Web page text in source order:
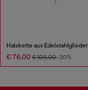
Halskette aus Edelstahlglieder
€ 76,00 € 109,00-30%